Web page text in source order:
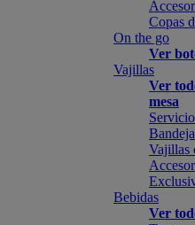
Copas
On the go
Ver
Vajillas
Ver
mesa
Vajillas
Bebidas
Ver